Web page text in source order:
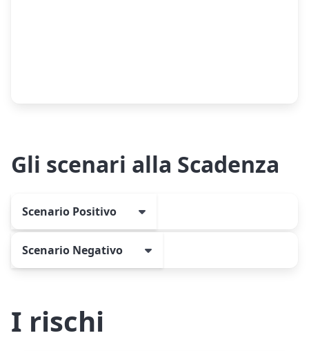
Gli scenari alla Scadenza
Scenario Positivo
Scenario Negativo
I rischi